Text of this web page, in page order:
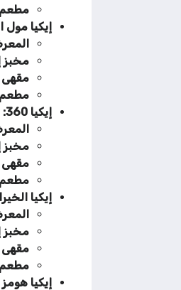
مطعم
إيكيا مول
المعرض: من الساعة 10:00
مخبز إيكيا:
مقهى إيكيا:
مطعم
إيكيا 360:
المعرض: من الساعة 10:00
مخبز إيكيا:
مقهى إيكيا:
مطعم
إيكيا
المعرض: من الساعة 10:00
مخبز إيكيا:
مقهى إيكيا:
مطعم
إيكيا